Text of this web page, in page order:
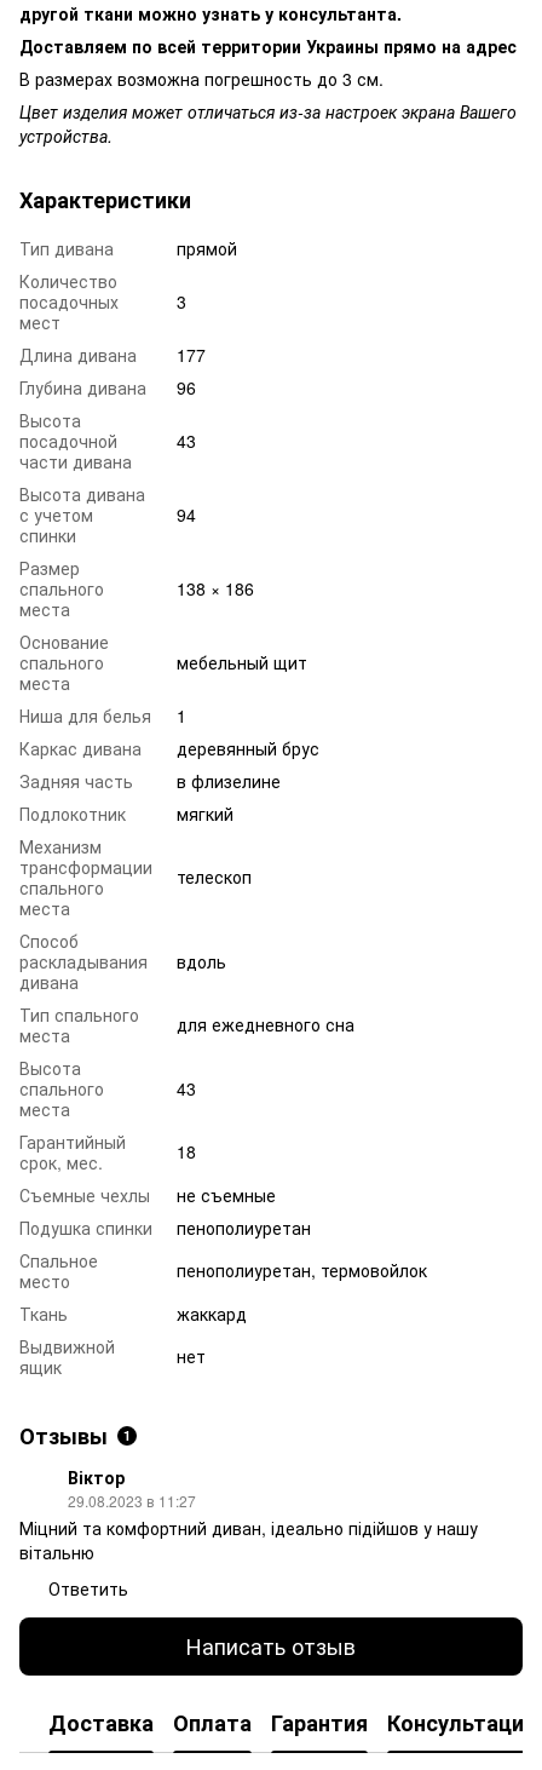
другой ткани можно узнать у консультанта.
Доставляем по всей территории Украины прямо на адрес
В размерах возможна погрешность до 3 см.
Цвет изделия может отличаться из-за настроек экрана Вашего
устройства.
Характеристики
Тип дивана
прямой
Количество
посадочных
мест
3
Длина дивана
177
Глубина дивана
96
Высота
посадочной
части дивана
43
Высота дивана
с учетом
спинки
94
Размер
спального
места
138 × 186
Основание
спального
места
мебельный щит
Ниша для белья
1
Каркас дивана
деревянный брус
Задняя часть
в флизелине
Подлокотник
мягкий
Механизм
трансформации
спального
места
телескоп
Способ
раскладывания
дивана
вдоль
Тип спального
места
для ежедневного сна
Высота
спального
места
43
Гарантийный
срок, мес.
18
Съемные чехлы
не съемные
Подушка спинки
пенополиуретан
Спальное
место
пенополиуретан, термовойлок
Ткань
жаккард
Выдвижной
ящик
нет
Отзывы 1
Віктор
29.08.2023 в 11:27
Міцний та комфортний диван, ідеально підійшов у нашу
вітальню
Ответить
Написать отзыв
Доставка Оплата Гарантия Консультация